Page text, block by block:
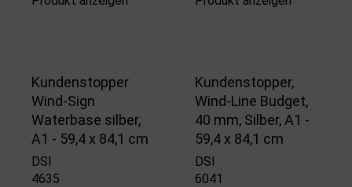
Kundenstopper
Wind-Sign
Waterbase silber,
A1 - 59,4 x 84,1 cm
DSI
4635
Kundenstopper,
Wind-Line Budget,
40 mm, Silber, A1 -
59,4 x 84,1 cm
DSI
6041